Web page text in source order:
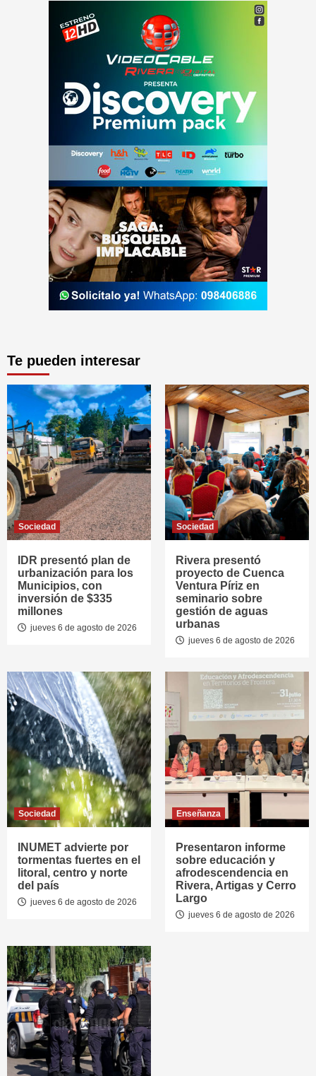
Te pueden interesar
Sociedad
IDR presentó plan de
urbanización para los
Municipios, con
inversión de $335
millones
jueves 6 de agosto de 2026
Sociedad
Rivera presentó
proyecto de Cuenca
Ventura Píriz en
seminario sobre
gestión de aguas
urbanas
jueves 6 de agosto de 2026
Sociedad
INUMET advierte por
tormentas fuertes en el
litoral, centro y norte
del país
jueves 6 de agosto de 2026
Enseñanza
Presentaron informe
sobre educación y
afrodescendencia en
Rivera, Artigas y Cerro
Largo
jueves 6 de agosto de 2026